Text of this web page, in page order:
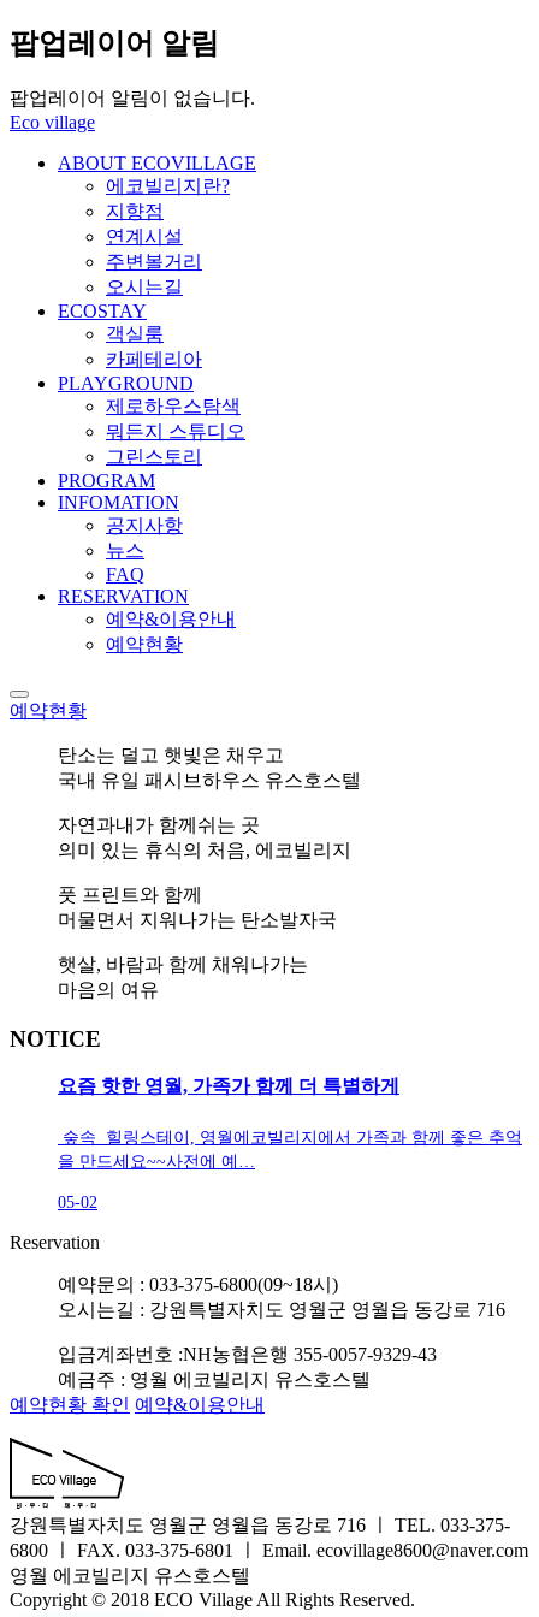
팝업레이어 알림
팝업레이어 알림이 없습니다.
Eco village
ABOUT ECOVILLAGE
에코빌리지란?
지향점
연계시설
주변볼거리
오시는길
ECOSTAY
객실룸
카페테리아
PLAYGROUND
제로하우스탐색
뭐든지 스튜디오
그린스토리
PROGRAM
INFOMATION
공지사항
뉴스
FAQ
RESERVATION
예약&이용안내
예약현황
예약현황
탄소는 덜고 햇빛은 채우고
국내 유일 패시브하우스 유스호스텔
자연과내가 함께쉬는 곳
의미 있는 휴식의 처음, 에코빌리지
풋 프린트와 함께
머물면서 지워나가는 탄소발자국
햇살, 바람과 함께 채워나가는
마음의 여유
NOTICE
요즘 핫한 영월, 가족가 함께 더 특별하게
숲속 힐링스테이, 영월에코빌리지에서 가족과 함께 좋은 추억
을 만드세요~~사전에 예…
05-02
Reservation
예약문의 : 033-375-6800(09~18시)
오시는길 : 강원특별자치도 영월군 영월읍 동강로 716
입금계좌번호 :NH농협은행 355-0057-9329-43
예금주 : 영월 에코빌리지 유스호스텔
예약현황 확인 예약&이용안내
강원특별자치도 영월군 영월읍 동강로 716 ㅣ TEL. 033-375-
6800 ㅣ FAX. 033-375-6801 ㅣ Email. ecovillage8600@naver.com
영월 에코빌리지 유스호스텔
Copyright © 2018 ECO Village All Rights Reserved.